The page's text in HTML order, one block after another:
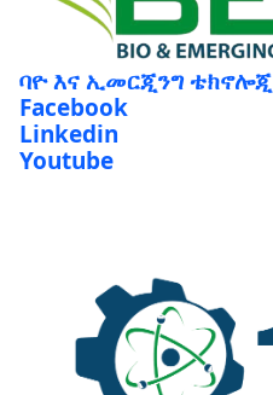
ባዮ እና ኢመርጂንግ
Facebook
Linkedin
Youtube